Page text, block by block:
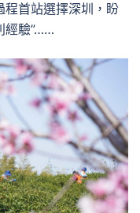
程首站選擇深圳，盼
經驗”……